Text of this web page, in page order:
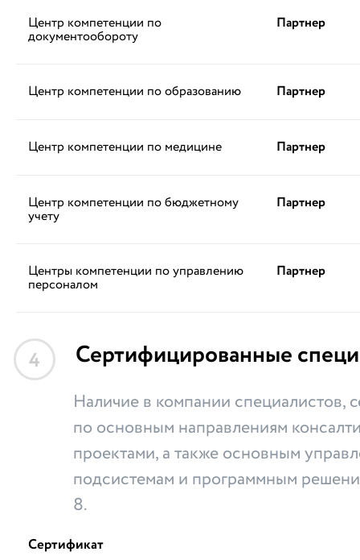
Центр компетенции по
документообороту
Партнер
Центр компетенции по образованию Партнер
Центр компетенции по медицине Партнер
Центр компетенции по бюджетному
учету
Партнер
Центры компетенции по управлению
персоналом
Партнер
4 Сертифицированные
Наличие в компании специалистов,
по основным направлениям
проектами, а также основным
подсистемам и программным
8.
Сертификат